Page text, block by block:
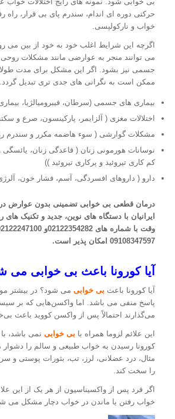
حرکتی دوره ای اندام، سندرم پای بی قرار، راه
خواب و نارکولپسی.
اگرچه این شرایط اغلب خود به خود از بین می
می توانند منجر به عوارضی مانند مشکلات روحی
جسمی نیز بشود. اگر این مشکل برای مدت
ممکن است به نگرانی های جدی تری تبدیل گردد.
بیماری های جسمی (سرطان، فیبرومیالژیا،
اختلالات مغزی ( آلزایمر، پارکینسون، صرع و
مشکلات گوارشی ( سوء هاضمه مکرر و سندرم
نوسانات هورمونی زنان ( قاعدگی زنان، یائسگی و
کم کاری تیروئید و پرکاری تیروئید ))
دارو ( داروهای افسردگی، آسم، فشار خون،
درمان قطعی بی خوابی تضمینی بدون عوارض
ایرانیان با دستگاه های نوین، جدید و تکنیک
09108347597 امکان پذیر است.
آیا کورونا باعث بی خوابی می
آیا کورونا باعث بی خوابیمی شود؟ در بیشتر
پاسخ منفی می باشد. اما واکسن‌هایی که بر
می‌گذارند احتمالاً پس از واکسن کووید باعث
این علائم لزوما همراه با بی خوابینمی باشد، با
کورونا رسیدن به خواب طبیعی و سالم را دشوار
مثال، درد عضلانی، لرز، تب، بثورات پوستی و
را سخت کند.
اگر فرد پس از واکسیناسیون از هر یک از این
خواب رفتن یا ماندن در خواب دچار مشکل می